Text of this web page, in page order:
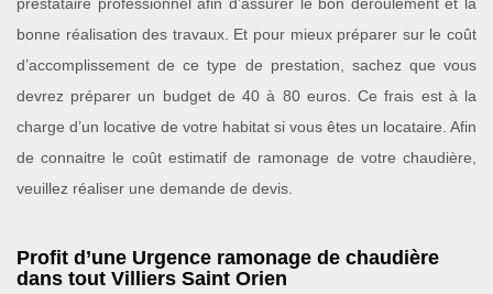
bonne réalisation des travaux. Et pour mieux préparer sur le coût
d’accomplissement de ce type de prestation, sachez que vous
devrez préparer un budget de 40 à 80 euros. Ce frais est à la
charge d’un locative de votre habitat si vous êtes un locataire. Afin
de connaitre le coût estimatif de ramonage de votre chaudière,
veuillez réaliser une demande de devis.
Profit d’une Urgence ramonage de chaudière
dans tout Villiers Saint Orien